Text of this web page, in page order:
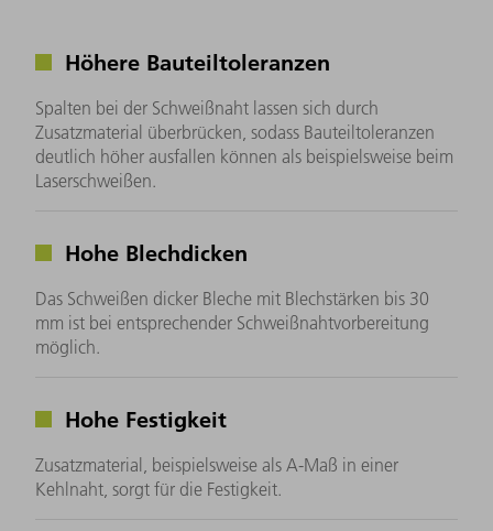
Höhere Bauteiltoleranzen
Spalten bei der Schweißnaht lassen sich durch
Zusatzmaterial überbrücken, sodass Bauteiltoleranzen
deutlich höher ausfallen können als beispielsweise beim
Laserschweißen.
Hohe Blechdicken
Das Schweißen dicker Bleche mit Blechstärken bis 30
mm ist bei entsprechender Schweißnahtvorbereitung
möglich.
Hohe Festigkeit
Zusatzmaterial, beispielsweise als A-Maß in einer
Kehlnaht, sorgt für die Festigkeit.